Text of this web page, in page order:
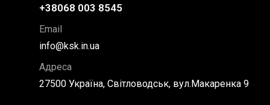
+38068 003 8545
Email
info@ksk.in.ua
Адреса
27500 Україна, Світловодськ, вул.Макаренка 9